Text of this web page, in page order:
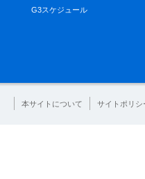
G3スケジュール
本サイトについて サイトポリシ